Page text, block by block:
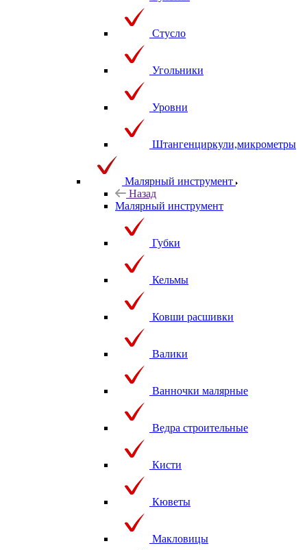
Стусло
Угольники
Уровни
Штангенциркули,микрометры
Малярный инструмент
Назад
Малярный инструмент
Губки
Кельмы
Ковши расшивки
Валики
Ванночки малярные
Ведра строительные
Кисти
Кюветы
Макловицы